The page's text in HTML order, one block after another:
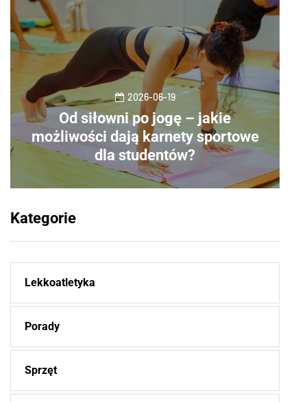
2026-06-19
Od siłowni po jogę – jakie
możliwości dają karnety sportowe
dla studentów?
Kategorie
Lekkoatletyka
Porady
Sprzęt